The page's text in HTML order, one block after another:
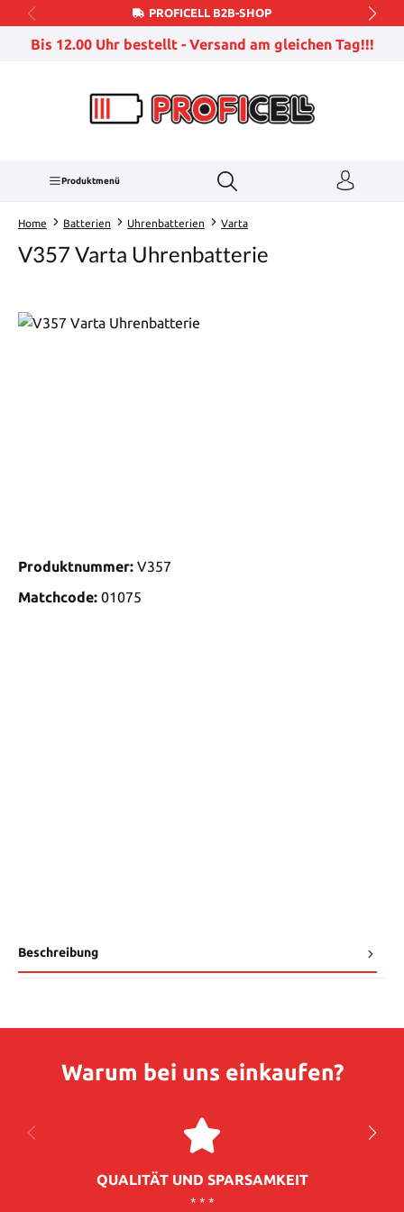
Zum Hauptinhalt springenPROFICELL B2B-SHOP
Bis 12.00 Uhr bestellt - Versand am gleichen Tag!!!
Produktmenü
Home Batterien Uhrenbatterien Varta
V357 Varta Uhrenbatterie
Produktnummer: V357
Matchcode: 01075
Beschreibung
Warum bei uns einkaufen?
QUALITÄT UND SPARSAMKEIT
* * *